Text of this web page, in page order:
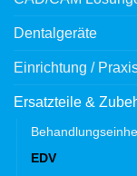
Dentalgeräte
Einrichtung /
Ersatzteile &
EDV